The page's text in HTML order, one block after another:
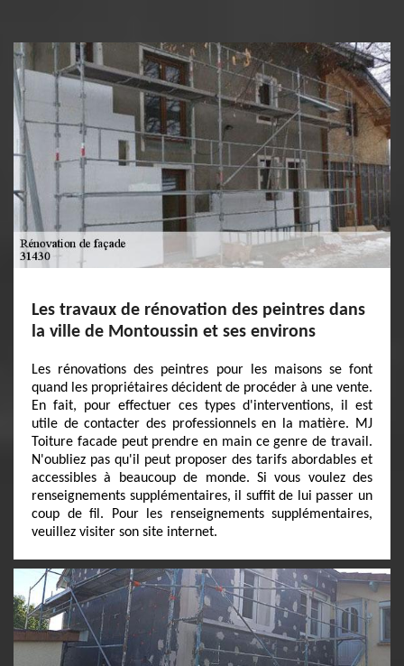
Les travaux de rénovation des peintres dans
la ville de Montoussin et ses environs
Les rénovations des peintres pour les maisons se font
quand les propriétaires décident de procéder à une vente.
En fait, pour effectuer ces types d'interventions, il est
utile de contacter des professionnels en la matière. MJ
Toiture facade peut prendre en main ce genre de travail.
N'oubliez pas qu'il peut proposer des tarifs abordables et
accessibles à beaucoup de monde. Si vous voulez des
renseignements supplémentaires, il suffit de lui passer un
coup de fil. Pour les renseignements supplémentaires,
veuillez visiter son site internet.